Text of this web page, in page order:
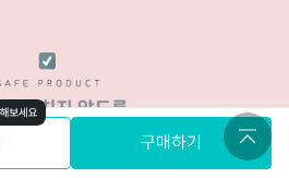
구매하기